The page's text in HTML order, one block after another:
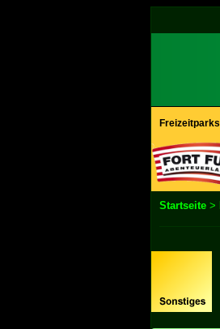
Freizeitparks
Startseite >